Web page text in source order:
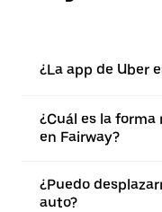
¿La app de Uber
¿Cuál es la
en Fairway?
¿Puedo
auto?